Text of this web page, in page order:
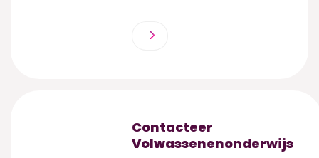
Contacteer
Volwassenenonderwijs